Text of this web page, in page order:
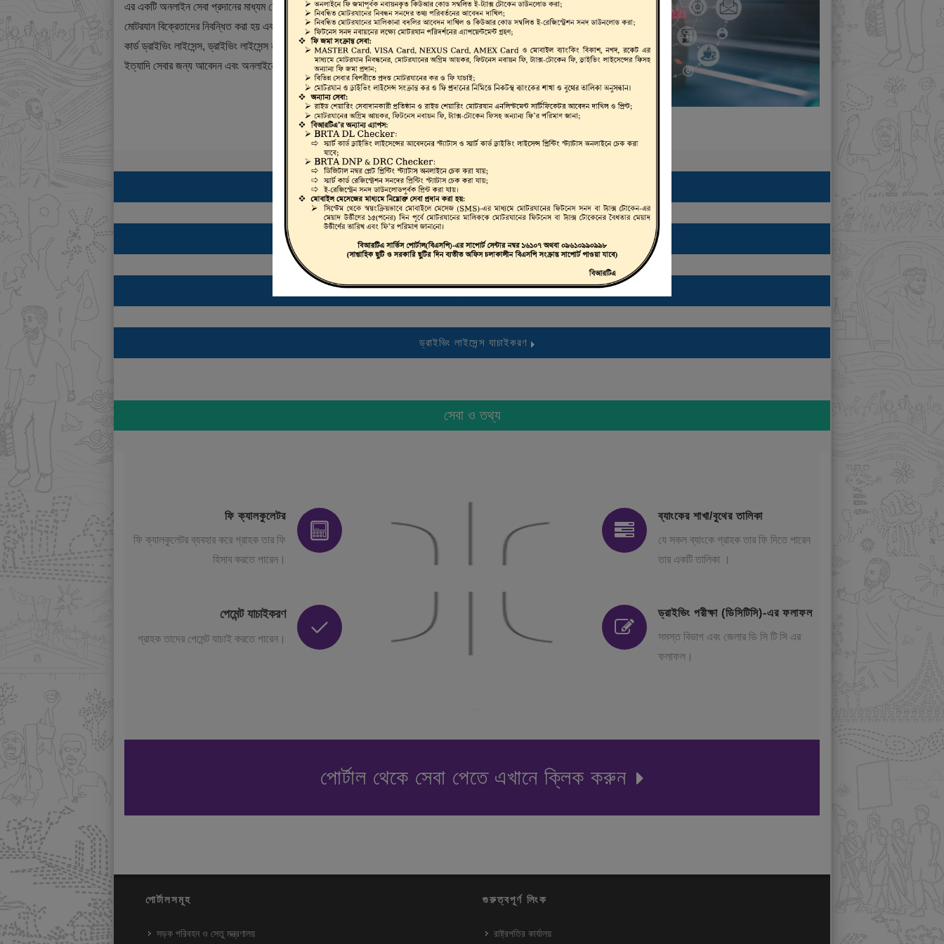
এর একটি অনলাইন সেবা প্রদানের মাধ্যম যেখানে ড্রাইভার, মোটরযান মালিক,
মোটরযান বিক্রেতাদের নিবন্ধিত করা হয় এবং শিক্ষানবিশ ড্রাইভিং লাইসেন্স, স্মার্ট
কার্ড ড্রাইভিং লাইসেন্স, ড্রাইভিং লাইসেন্স নবায়ন, ডুপ্লিকেট ড্রাইভিং লাইসেন্স
ইত্যাদি সেবার জন্য আবেদন এবং অনলাইনে ফি প্রদান করা যায়।
ট্রাস্টি বোর্ড সার্টিফিকেট ডাউনলোড করতে এখানে ক্লিক করুন
ই-ফিটনেস ফলাফল (VIC) দেখতে এখানে ক্লিক করুন
ই-ট্যাক্স টোকেন, ই-লাইসেন্স, ই-ফিটনেস ইত্যাদি যাচাইকরণ
ড্রাইভিং লাইসেন্স যাচাইকরণ
সেবা ও তথ্য
ফি ক্যালকুলেটর
ফি ক্যালকুলেটর ব্যবহার করে গ্রাহক তার ফি
হিসাব করতে পারেন।
পেমেন্ট যাচাইকরণ
গ্রাহক তাদের পেমেন্ট যাচাই করতে পারেন।
ব্যাংকের শাখা/বুথের তালিকা
যে সকল ব্যাংকে গ্রাহক তার ফি দিতে পারেন
তার একটি তালিকা ।
ড্রাইভিং পরীক্ষা (ডিসিটিসি)-এর ফলাফল
সমস্ত বিভাগ এবং জেলার ডি সি টি সি এর
ফলাফল।
পোর্টাল থেকে সেবা পেতে এখানে ক্লিক করুন
পোর্টালসমূহ
সড়ক পরিবহন ও সেতু মন্ত্রণালয়
গুরুত্বপূর্ণ লিংক
রাষ্ট্রপতির কার্যালয়